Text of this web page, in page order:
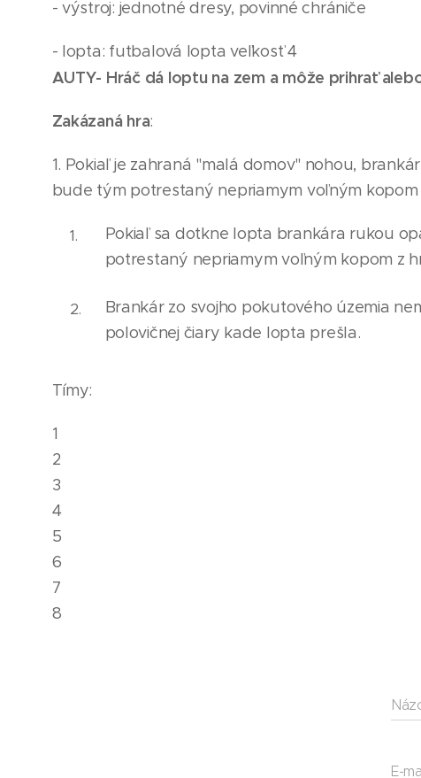
- výstroj: jednotné dresy, povinné chrániče
- lopta: futbalová lopta veľkosť 4
AUTY- Hráč dá loptu na zem a môže prihrať
Zakázaná hra:
1. Pokiaľ je zahraná "malá domov" nohou,
bude tým potrestaný nepriamym voľným
Pokiaľ sa dotkne lopta brankára rukou
potrestaný nepriamym voľným kopom z
Brankár zo svojho pokutového územia
polovičnej čiary kade lopta prešla.
Tímy:
1
2
3
4
5
6
7
8
E-